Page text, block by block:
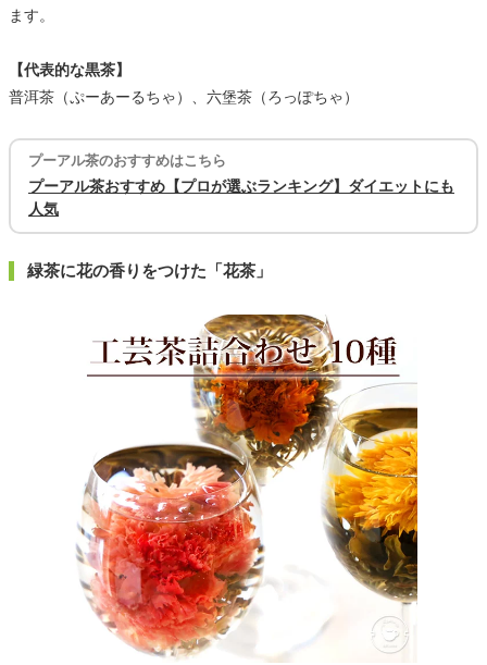
ます。
【代表的な黒茶】
普洱茶（ぷーあーるちゃ）、六堡茶（ろっぽちゃ）
プーアル茶のおすすめはこちら
プーアル茶おすすめ【プロが選ぶランキング】ダイエットにも
人気
緑茶に花の香りをつけた「花茶」